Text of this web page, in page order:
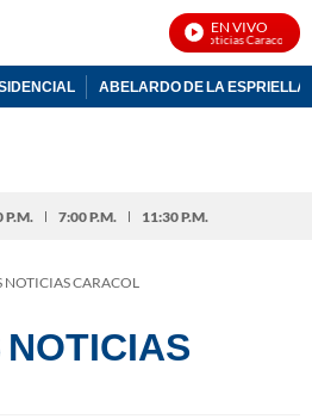
EN VIVO
Noticias Caracol En
ABELARDO DE LA ESPRIELLA
P.M. 7:00 P.M. 11:30 P.M.
NOTICIAS CARACOL